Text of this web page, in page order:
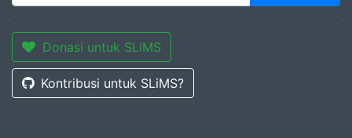
Donasi untuk SLiMS
Kontribusi untuk SLiMS?